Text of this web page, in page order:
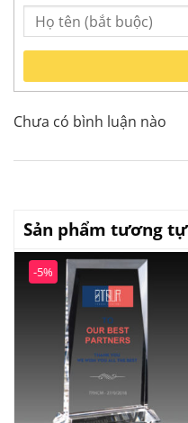
Chưa có bình luận nào
Sản phẩm tương tự
-5%